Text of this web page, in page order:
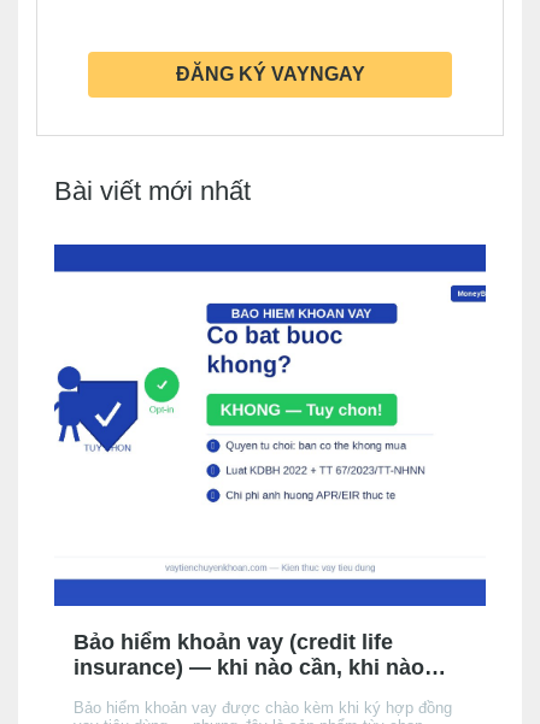
ĐĂNG KÝ VAYNGAY
Bài viết mới nhất
Bảo hiểm khoản vay (credit life
insurance) — khi nào cần, khi nào
Bảo hiểm khoản vay được chào kèm khi ký hợp đồng